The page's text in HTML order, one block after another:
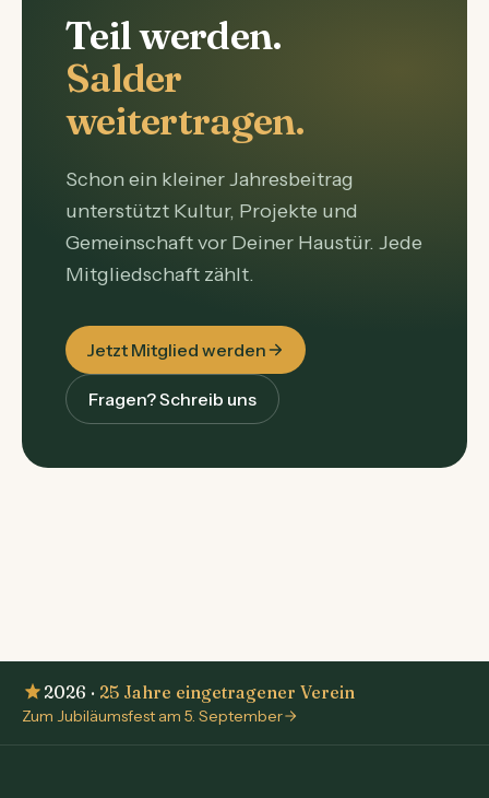
Teil werden.
Salder
weitertragen.
Schon ein kleiner Jahresbeitrag
unterstützt Kultur, Projekte und
Gemeinschaft vor Deiner Haustür. Jede
Mitgliedschaft zählt.
Jetzt Mitglied werden
Fragen? Schreib uns
2026 · 25 Jahre eingetragener Verein
Zum Jubiläumsfest am 5. September